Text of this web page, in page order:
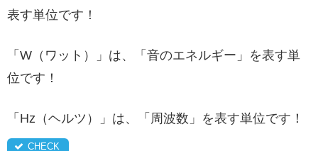
表す単位です！
「W（ワット）」は、「音のエネルギー」を表す単
位です！
「Hz（ヘルツ）」は、「周波数」を表す単位です！